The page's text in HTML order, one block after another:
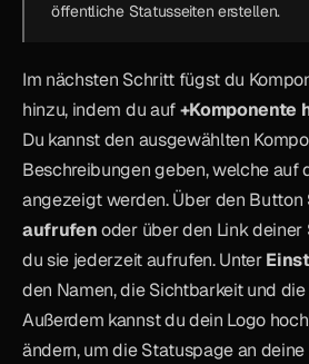
öffentliche Statusseiten erstellen.
Im nächsten Schritt fügst du
hinzu, indem du auf +Komponente
Du kannst den ausgewählten
Beschreibungen geben, welche auf
angezeigt werden. Über den Button
aufrufen oder über den Link
du sie jederzeit aufrufen. Unter
den Namen, die Sichtbarkeit und
Außerdem kannst du dein Logo
ändern, um die Statuspage an